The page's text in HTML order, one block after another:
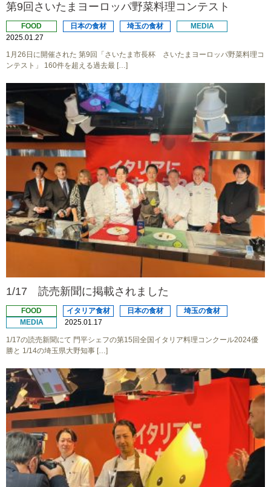
第9回さいたまヨーロッパ野菜料理コンテスト
FOOD 日本の食材 埼玉の食材
MEDIA
2025.01.27
1月26日に開催された 第9回「さいたま市長杯 さいたまヨーロッパ野菜料理コ
ンテスト」 160件を超える過去最 […]
1/17 読売新聞に掲載されました
FOOD イタリア食材 日本の食材
埼玉の食材
MEDIA
2025.01.17
1/17の読売新聞にて 門平シェフの第15回全国イタリア料理コンクール2024優
勝と 1/14の埼玉県大野知事 […]